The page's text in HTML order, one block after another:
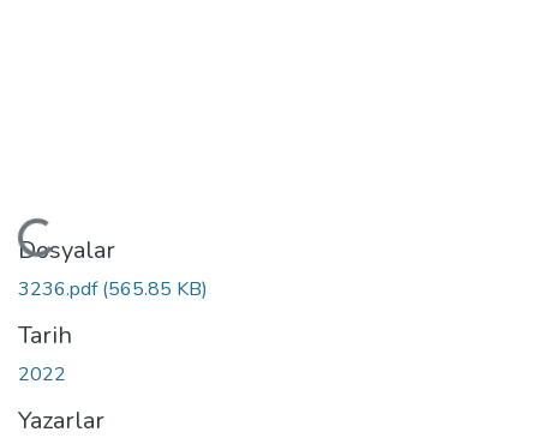
Dosyalar
3236.pdf(565.85 KB)
Tarih
2022
Yazarlar